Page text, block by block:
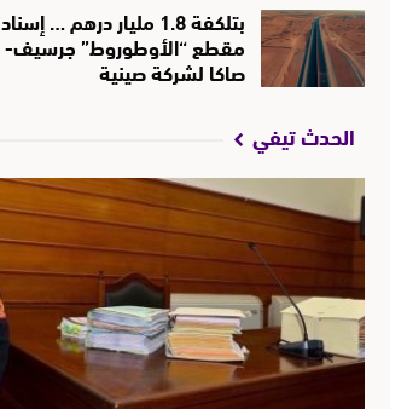
بتلكفة 1.8 مليار درهم … إسناد
مقطع “الأوطوروط” جرسيف-
صاكا لشركة صينية
الحدث تيفي